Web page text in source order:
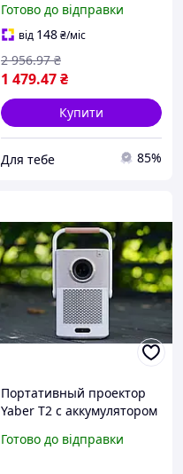
домашнього кіно,
відеопроектор мод.
7294018
Готово до відправки
від 148₴/міс
1 479.47₴
2 956.97 ₴
Купити
Для тебе 85%
Портативный проектор
Yaber T2 с аккумулятором
Готово до відправки